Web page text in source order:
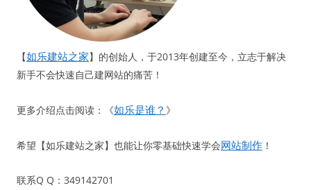
【如乐建站之家】的创始人，于2013年创建至今，立志于解决
新手不会快速自己建网站的痛苦！
更多介绍点击阅读：《如乐是谁？ 》
希望【如乐建站之家】也能让你零基础快速学会网站制作 ！
联系Q Q：349142701